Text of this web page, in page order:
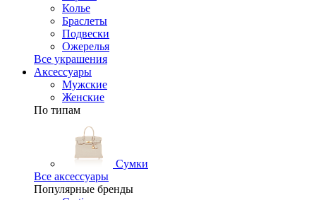
Колье
Браслеты
Подвески
Ожерелья
Все украшения
Аксессуары
Мужские
Женские
По типам
Сумки
Все аксессуары
Популярные бренды